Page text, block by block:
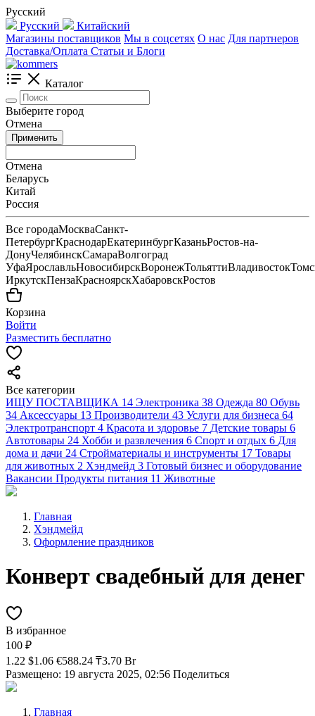
Русский
Русский
Китайский
Магазины поставщиков Мы в соцсетях О нас Для партнеров
Доставка/Оплата Статьи и Блоги
Каталог
Выберите город
Отмена
Применить
Отмена
Беларусь
Китай
Россия
Все городаМоскваСанкт-
ПетербургКраснодарЕкатеринбургКазаньРостов-на-
ДонуЧелябинскСамараВолгоград
УфаЯрославльНовосибирскВоронежТольяттиВладивосток
ИркутскПензаКрасноярскХабаровскРостов
Корзина
Войти
Разместить бесплатно
Все категории
ИЩУ ПОСТАВЩИКА 14 Электроника 38 Одежда 80 Обувь
34 Аксессуары 13 Производители 43 Услуги для бизнеса 64
Электротранспорт 4 Красота и здоровье 7 Детские товары 6
Автотовары 24 Хобби и развлечения 6 Спорт и отдых 6 Для
дома и дачи 24 Стройматериалы и инструменты 17 Товары
для животных 2 Хэндмейд 3 Готовый бизнес и оборудование
Вакансии Продукты питания 11 Животные
Главная
Хэндмейд
Оформление праздников
Конверт свадебный для денег
В избранное
100 ₽
1.22 $1.06 €588.24 ₸3.70 Br
Размещено: 19 августа 2025, 02:56 Поделиться
Главная